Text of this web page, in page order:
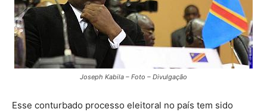
Joseph Kabila – Foto – Divulgação
Esse conturbado processo eleitoral no país tem sido